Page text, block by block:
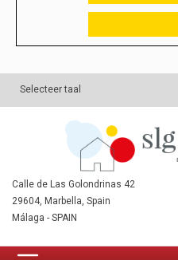
Selecteer taal
Calle de Las Golondrinas 42
29604, Marbella, Spain
Málaga - SPAIN